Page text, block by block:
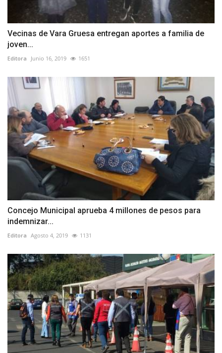
Vecinas de Vara Gruesa entregan aportes a familia de
joven...
Editora Junio 16, 2019 1651
Concejo Municipal aprueba 4 millones de pesos para
indemnizar...
Editora Agosto 4, 2019 1131